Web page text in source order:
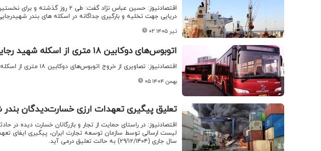
دریایی جهت تخلیه و بارگیری جداگانه در اسکله های بندر
۰۲ تیر ۱۴۰۵
اتوبوس‌های دوکابین ۱۸ متری از اسکله شهید رجایی خارج شد + فیلم
اقتصادنیوز: تصاویری از خروج اتوبوس‌های دوکابین ۱۸ متری از اسکله شهید رجایی ببینید.
۰۵ بهمن ۱۴۰۴
تعلیق پیگیری تعهدات ارزی خسارت‌دیدگان بندر
اقتصادنیوز: در راستای حمایت از تجار و بازرگانان خسارت دیده
لیست ارسالی توسط سازمان توسعه تجارت ایران، پیگیری ایفای
سال جاری (۲۹‌/۱۲‌/۱۴۰۴) به حالت تعلیق درمی آید.